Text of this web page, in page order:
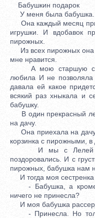
Бабушкин подарок
У меня была бабушка.
Она каждый месяц
игрушки. И вдобавок
пирожных.
Из всех пирожных она
мне нравится.
А мою старшую
любила И не
давала ей какое
всякий раз хныкала и
бабушку.
В один прекрасный
на дачу.
Она приехала на дачу
корзинка с пирожными, в
И мы с Лелей
поздоровались. И с
пирожных, бабушка нам
И тогда моя сестренка
- Бабушка, а кроме
ничего не принесла?
И моя бабушка
- Принесла. Но